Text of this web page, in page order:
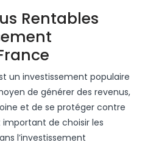
Rentables
Villes
Les
Plus
Rentables
de générer des revenus,
et de se protéger contre
important de choisir les
l’investissement